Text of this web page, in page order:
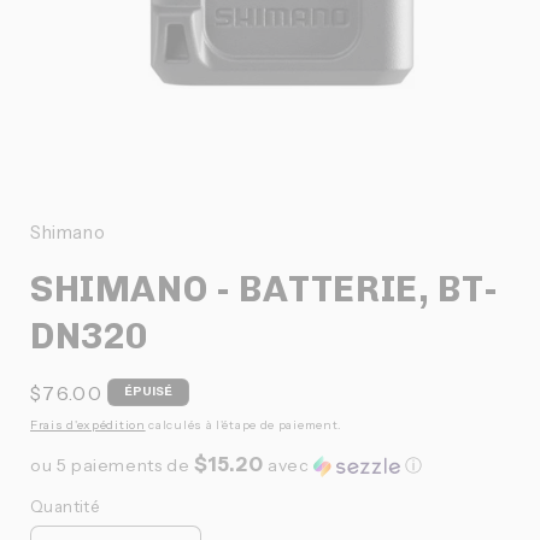
1
fenêtre
modale
Shimano
SHIMANO - BATTERIE, BT-
DN320
Prix
habituel
$76.00 ÉPUISÉ
Frais d'expédition calculés à l'étape de paiement.
ou 5 paiements de $15.20 avec ⓘ
Quantité
Quantité